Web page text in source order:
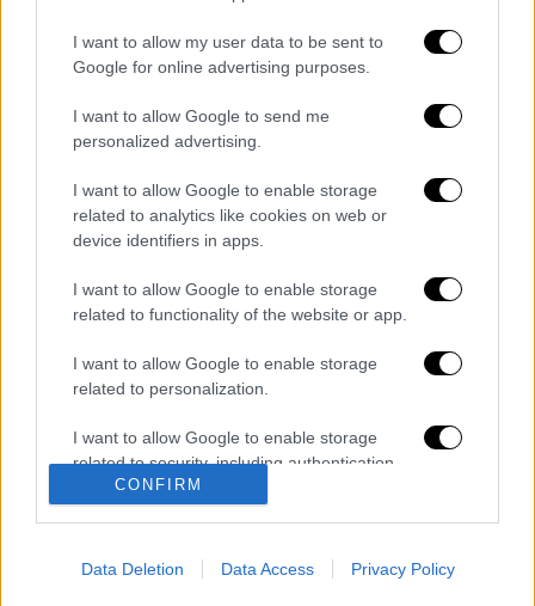
I want to allow my user data to be sent to
Google for online advertising purposes.
I want to allow Google to send me
personalized advertising.
I want to allow Google to enable storage
related to analytics like cookies on web or
device identifiers in apps.
I want to allow Google to enable storage
related to functionality of the website or app.
I want to allow Google to enable storage
related to personalization.
I want to allow Google to enable storage
related to security, including authentication
functionality and fraud prevention, and other
CONFIRM
Data Deletion Data Access Privacy Policy
«Είναι η καλύτερη λύση για να
επιβραδύνουμε τον ιό», διαβεβαίωσε ο
πρόεδροςΜακρόν.
Διαβάστε επίσης:Αρση lockdown: Ανοίγει το
λιανεμπόριο, ελεύθερη μετακίνηση από δήμο
σε δήμο τα Σαββατοκύριακα
Διαβάστε ακόμη
Η «ακτινογραφία» της καταστροφής από
τις φωτιές στη Δυτική Αττική - Οι
εκτάσεις που κάηκαν και η επόμενη μέρα
«Κλειδί» η ιατροδικαστική για τον 90χρονο
που έκρυβε ο γιος του στον καταψύκτη -
«Τον αγαπούσε παθολογικά»
σχολεία λιγότερα τη νέα σχολική χρονιά
στα Δωδεκάνησα